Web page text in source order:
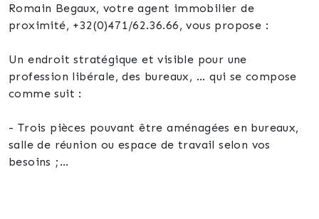
Romain Begaux, votre agent immobilier de
proximité, +32(0)471/62.36.66, vous propose :
Un endroit stratégique et visible pour une
profession libérale, des bureaux, ... qui se compose
comme suit :
- Trois pièces pouvant être aménagées en bureaux,
salle de réunion ou espace de travail selon vos
besoins ;